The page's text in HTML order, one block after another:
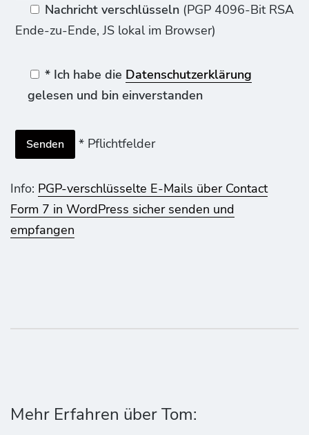
Nachricht verschlüsseln(PGP 4096-Bit RSA
Ende-zu-Ende, JS lokal im Browser)
* Ich habe die Datenschutzerklärung
gelesen und bin einverstanden
* Pflichtfelder
Info: PGP-verschlüsselte E-Mails über Contact
Form 7 in WordPress sicher senden und
empfangen
Mehr Erfahren über Tom: